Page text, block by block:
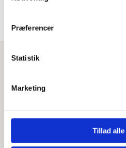
Præferencer
Statistik
Marketing
Tillad alle